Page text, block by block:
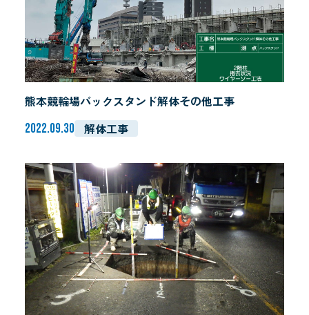
熊本競輪場バックスタンド解体その他工事
2022.09.30 解体工事